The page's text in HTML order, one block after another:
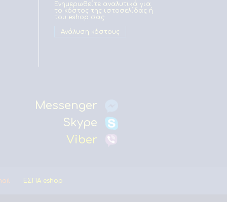
Ενημερωθείτε αναλυτικά για
το κόστος της ιστοσελίδας ή
του eshop σας
Ανάλυση κόστους
Messenger
Skype
Viber
ΕΣΠΑ eshop